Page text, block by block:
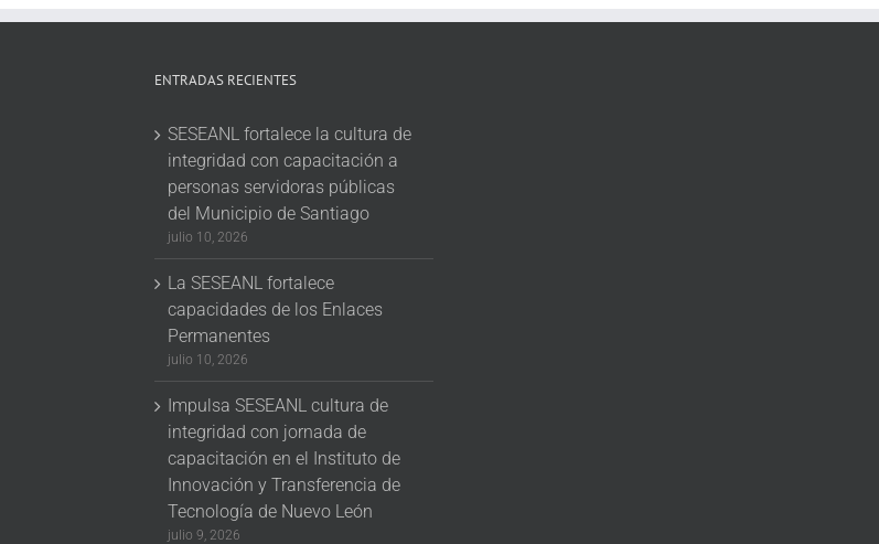
ENTRADAS RECIENTES
SESEANL fortalece la cultura de
integridad con capacitación a
personas servidoras públicas
del Municipio de Santiago
julio 10, 2026
La SESEANL fortalece
capacidades de los Enlaces
Permanentes
julio 10, 2026
Impulsa SESEANL cultura de
integridad con jornada de
capacitación en el Instituto de
Innovación y Transferencia de
Tecnología de Nuevo León
julio 9, 2026